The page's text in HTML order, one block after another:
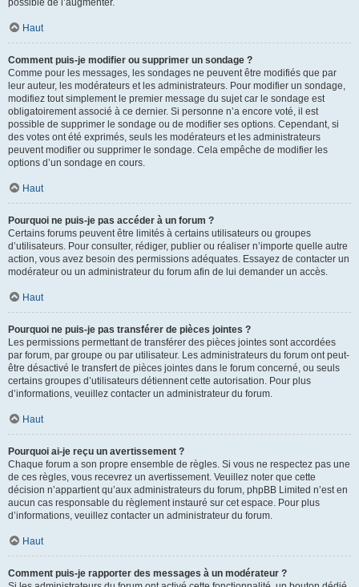
possible de l’augmenter.
Haut
Comment puis-je modifier ou supprimer un sondage ?
Comme pour les messages, les sondages ne peuvent être modifiés que par
leur auteur, les modérateurs et les administrateurs. Pour modifier un sondage,
modifiez tout simplement le premier message du sujet car le sondage est
obligatoirement associé à ce dernier. Si personne n’a encore voté, il est
possible de supprimer le sondage ou de modifier ses options. Cependant, si
des votes ont été exprimés, seuls les modérateurs et les administrateurs
peuvent modifier ou supprimer le sondage. Cela empêche de modifier les
options d’un sondage en cours.
Haut
Pourquoi ne puis-je pas accéder à un forum ?
Certains forums peuvent être limités à certains utilisateurs ou groupes
d’utilisateurs. Pour consulter, rédiger, publier ou réaliser n’importe quelle autre
action, vous avez besoin des permissions adéquates. Essayez de contacter un
modérateur ou un administrateur du forum afin de lui demander un accès.
Haut
Pourquoi ne puis-je pas transférer de pièces jointes ?
Les permissions permettant de transférer des pièces jointes sont accordées
par forum, par groupe ou par utilisateur. Les administrateurs du forum ont peut-
être désactivé le transfert de pièces jointes dans le forum concerné, ou seuls
certains groupes d’utilisateurs détiennent cette autorisation. Pour plus
d’informations, veuillez contacter un administrateur du forum.
Haut
Pourquoi ai-je reçu un avertissement ?
Chaque forum a son propre ensemble de règles. Si vous ne respectez pas une
de ces règles, vous recevrez un avertissement. Veuillez noter que cette
décision n’appartient qu’aux administrateurs du forum, phpBB Limited n’est en
aucun cas responsable du règlement instauré sur cet espace. Pour plus
d’informations, veuillez contacter un administrateur du forum.
Haut
Comment puis-je rapporter des messages à un modérateur ?